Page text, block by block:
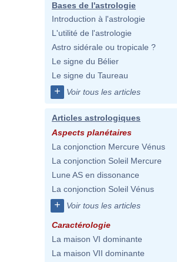
Bases de l'astrologie
Introduction à l'astrologie
L'utilité de l'astrologie
Astro sidérale ou tropicale ?
Le signe du Bélier
Le signe du Taureau
+ Voir tous les articles
Articles astrologiques
Aspects planétaires
La conjonction Mercure Vénus
La conjonction Soleil Mercure
Lune AS en dissonance
La conjonction Soleil Vénus
+ Voir tous les articles
Caractérologie
La maison VI dominante
La maison VII dominante